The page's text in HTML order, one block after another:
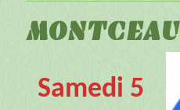
MONTCEAU
Samedi 5